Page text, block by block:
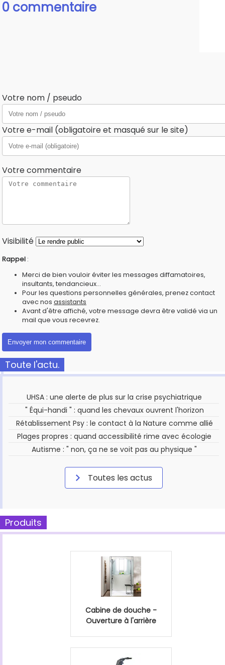
0 commentaire
Votre nom / pseudo
Votre e-mail (obligatoire et masqué sur le site)
Votre commentaire
Visibilité
Rappel :
Merci de bien vouloir éviter les messages diffamatoires,
insultants, tendancieux...
Pour les questions personnelles générales, prenez contact
avec nos assistants
Avant d'être affiché, votre message devra être validé via un
mail que vous recevrez.
Toute l'actu.
UHSA : une alerte de plus sur la crise psychiatrique
" Équi-handi " : quand les chevaux ouvrent l'horizon
Rétablissement Psy : le contact à la Nature comme allié
Plages propres : quand accessibilité rime avec écologie
Autisme : " non, ça ne se voit pas au physique "
Toutes les actus
Produits
Cabine de douche -
Ouverture à l'arrière